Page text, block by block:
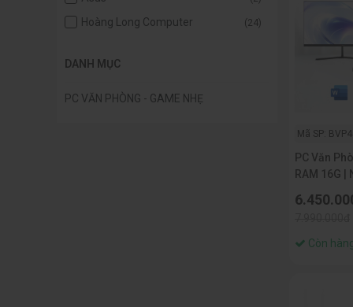
Hoàng Long Computer (24)
DANH MỤC
PC VĂN PHÒNG - GAME NHẸ
Mã SP:
PC Văn
RAM 16G |
Còn